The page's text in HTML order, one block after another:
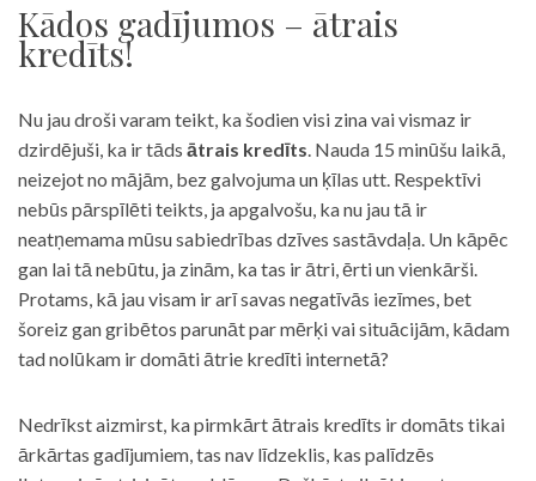
Kādos gadījumos – ātrais
kredīts!
Nu jau droši varam teikt, ka šodien visi zina vai vismaz ir
dzirdējuši, ka ir tāds ātrais kredīts. Nauda 15 minūšu laikā,
neizejot no mājām, bez galvojuma un ķīlas utt. Respektīvi
nebūs pārspīlēti teikts, ja apgalvošu, ka nu jau tā ir
neatņemama mūsu sabiedrības dzīves sastāvdaļa. Un kāpēc
gan lai tā nebūtu, ja zinām, ka tas ir ātri, ērti un vienkārši.
Protams, kā jau visam ir arī savas negatīvās iezīmes, bet
šoreiz gan gribētos parunāt par mērķi vai situācijām, kādam
tad nolūkam ir domāti ātrie kredīti internetā?
Nedrīkst aizmirst, ka pirmkārt ātrais kredīts ir domāts tikai
ārkārtas gadījumiem, tas nav līdzeklis, kas palīdzēs